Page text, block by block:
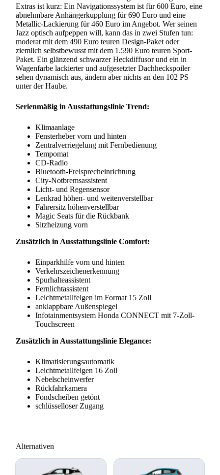
Extras ist kurz: Ein Navigationssystem ist für 600 Euro, eine
abnehmbare Anhängerkupplung für 690 Euro und eine
Metallic-Lackierung für 460 Euro im Angebot. Wer seinen
Jazz optisch aufpeppen will, kann das in zwei Stufen tun:
moderat mit dem 490 Euro teuren Design-Paket oder
ziemlich selbstbewusst mit dem 1.590 Euro teuren Sport-
Paket. Ein glänzend schwarzer Heckdiffusor und ein in
Wagenfarbe lackierter und aufgesetzter Dachheckspoiler
sehen dynamisch aus, ändern aber nichts an den 102 PS
unter der Haube.
Serienmäßig in Ausstattungslinie Trend:
Klimaanlage
Fensterheber vorn und hinten
Zentralverriegelung mit Fernbedienung
Tempomat
CD-Radio
Bluetooth-Freisprecheinrichtung
City-Notbremsassistent
Licht- und Regensensor
Lenkrad höhen- und weitenverstellbar
Fahrersitz höhenverstellbar
Magic Seats für die Rückbank
Sitzheizung vorn
Zusätzlich in Ausstattungslinie Comfort:
Einparkhilfe vorn und hinten
Verkehrszeichenerkennung
Spurhalteassistent
Fernlichtassistent
Leichtmetallfelgen im Format 15 Zoll
anklappbare Außenspiegel
Infotainmentsystem Honda CONNECT mit 7-Zoll-
Touchscreen
Zusätzlich in Ausstattungslinie Elegance:
Klimatisierungsautomatik
Leichtmetallfelgen 16 Zoll
Nebelscheinwerfer
Rückfahrkamera
Fondscheiben getönt
schlüsselloser Zugang
Alternativen